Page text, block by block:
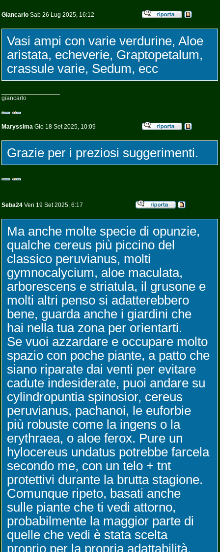
Giancarlo Sab 26 Lug 2025, 16:12
Vasi ampi con varie verdurine, Aloe
aristata, echeverie, Graptopetalum,
crassule varie, Sedum, ecc
giancarlo
Maryssima Gio 18 Set 2025, 10:09
Grazie per i preziosi suggerimenti.
Seba24 Ven 19 Set 2025, 6:17
Ma anche molte specie di opunzie,
qualche cereus più piccino del
classico peruvianus, molti
gymnocalycium, aloe maculata,
arborescens e striatula, il grusone e
molti altri penso si adatterebbero
bene, guarda anche i giardini che
hai nella tua zona per orientarti.
Se vuoi azzardare e occupare molto
spazio con poche piante, a patto che
siano riparate dai venti per evitare
cadute indesiderate, puoi andare su
cylindropuntia spinosior, cereus
peruvianus, pachanoi, le euforbie
più robuste come la ingens o la
erythraea, o aloe ferox. Pure un
hylocereus undatus potrebbe farcela
secondo me, con un telo + tnt
protettivi durante la brutta stagione.
Comunque ripeto, basati anche
sulle piante che ti vedi attorno,
probabilmente la maggior parte di
quelle che vedi è stata scelta
proprio per la propria adattabilità.